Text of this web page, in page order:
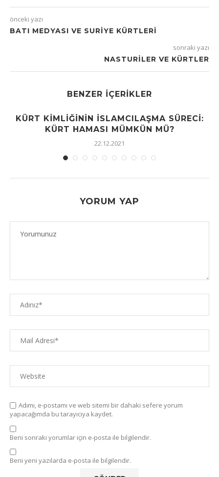
önceki yazı
BATI MEDYASI VE SURIYE KÜRTLERI
sonraki yazı
NASTURILER VE KÜRTLER
BENZER İÇERIKLER
KÜRT KIMLIĞININ İSLAMCILAŞMA SÜRECI:
KÜRT HAMASI MÜMKÜN MÜ?
22.12.2021
YORUM YAP
Adımı, e-postamı ve web sitemi bir dahaki sefere yorum
yapacağımda bu tarayıcıya kaydet.
Beni sonraki yorumlar için e-posta ile bilgilendir.
Beni yeni yazılarda e-posta ile bilgilendir.